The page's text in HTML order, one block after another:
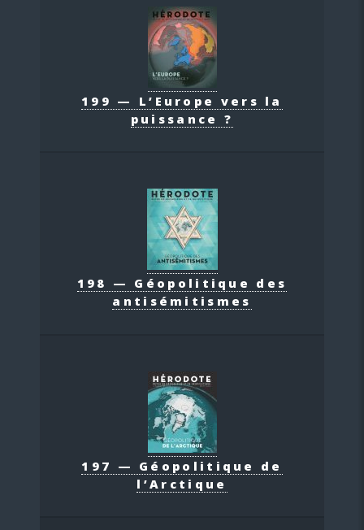
199 — L’Europe vers la
puissance ?
198 — Géopolitique des
antisémitismes
197 — Géopolitique de
l’Arctique